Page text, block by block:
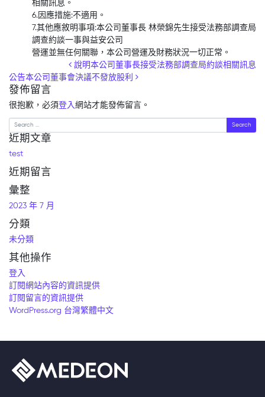
相關訊息。
6.因應措施:不適用。
7.其他應敘明事項:本公司董事長 林榮錦先生接受法務部調查局
調查約談一事與益安公司
營運並無任何關聯，本公司營運及財務狀況一切正常。
Post navigation說明本公司董事長接受法務部調查局約談相關訊息
公告本公司董事會決議不發放股利
發佈留言
很抱歉，必須登入網站才能發佈留言。
Search
近期文章
test
近期留言
彙整
2023 年 7 月
分類
未分類
其他操作
登入
訂閱網站內容的資訊提供
訂閱留言的資訊提供
WordPress.org 台灣繁體中文